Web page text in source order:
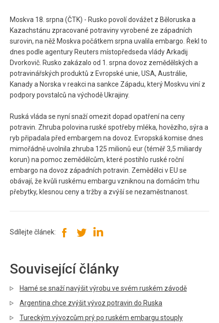
Moskva 18. srpna (ČTK) - Rusko povolí dovážet z Běloruska a
Kazachstánu zpracované potraviny vyrobené ze západních
surovin, na něž Moskva počátkem srpna uvalila embargo. Řekl to
dnes podle agentury Reuters místopředseda vlády Arkadij
Dvorkovič. Rusko zakázalo od 1. srpna dovoz zemědělských a
potravinářských produktů z Evropské unie, USA, Austrálie,
Kanady a Norska v reakci na sankce Západu, který Moskvu viní z
podpory povstalců na východě Ukrajiny.
Ruská vláda se nyní snaží omezit dopad opatření na ceny
potravin. Zhruba polovina ruské spotřeby mléka, hovězího, sýra a
ryb připadala před embargem na dovoz. Evropská komise dnes
mimořádně uvolnila zhruba 125 milionů eur (téměř 3,5 miliardy
korun) na pomoc zemědělcům, které postihlo ruské roční
embargo na dovoz západních potravin. Zemědělci v EU se
obávají, že kvůli ruskému embargu vzniknou na domácím trhu
přebytky, klesnou ceny a tržby a zvýší se nezaměstnanost.
Sdílejte článek:
Související články
Hamé se snaží navýšit výrobu ve svém ruském závodě
Argentina chce zvýšit vývoz potravin do Ruska
Tureckým vývozcům prý po ruském embargu stouply